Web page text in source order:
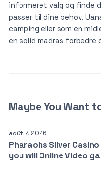
informeret valg og finde
passer til dine behov.
camping eller som en
en solid madras forbedre
Maybe You Want
août 7, 2026
Pharaohs Silver
you will Online Video